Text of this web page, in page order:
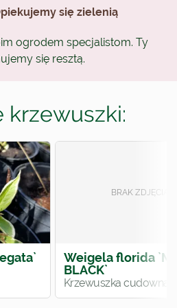
się zielenią
ogrodem specjalistom. Ty
się resztą.
krzewuszki:
Weigela florida
BLACK`
Krzewuszka cudowna